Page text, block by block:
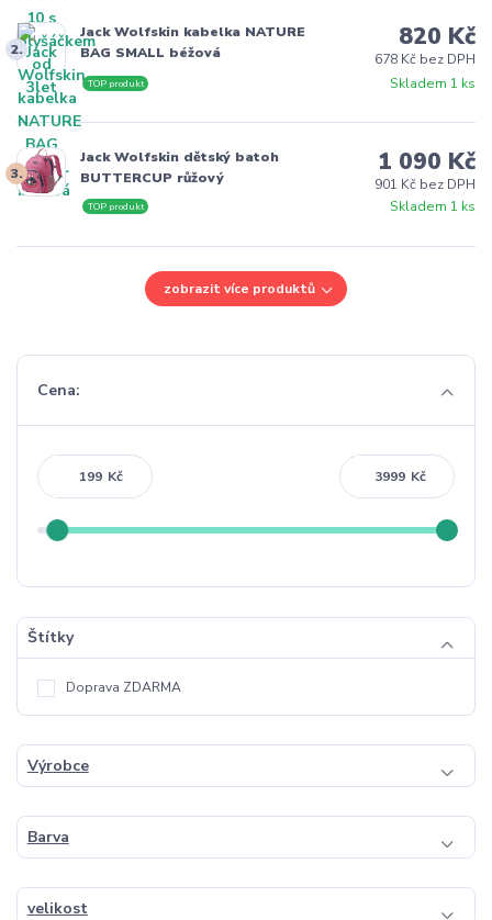
2.
Jack Wolfskin kabelka NATURE
BAG SMALL béžová
Skladem 1 ks
TOP produkt
820 Kč
678 Kč bez DPH
3.
Jack Wolfskin dětský batoh
BUTTERCUP růžový
Skladem 1 ks
TOP produkt
1 090 Kč
901 Kč bez DPH
zobrazit více produktů
Cena:
Kč Kč
Štítky
Doprava ZDARMA
Výrobce
Barva
velikost